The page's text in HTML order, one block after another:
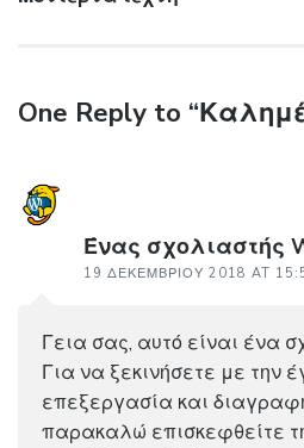
One Reply to
Ένας σχολιαστής
19 ΔΕΚΕΜΒΡΊΟΥ 2018 AT
Γεια σας, αυτό είναι ένα
Για να ξεκινήσετε με την
επεξεργασία και
παρακαλώ επισκεφθείτε